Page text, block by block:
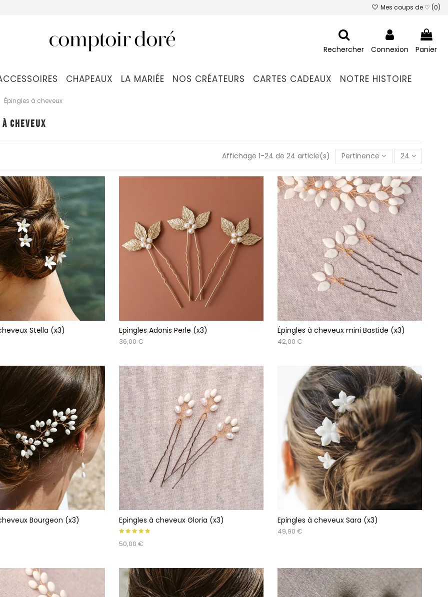
Mes coups de ♡ (0)
Rechercher Connexion Panier
CHAPEAUX LA MARIÉE NOS CRÉATEURS CARTES CADEAUX NOTRE HISTOIRE
Épingles à cheveux
CHEVEUX
Affichage 1-24 de 24 article(s) Pertinence 24
Stella (x3) Epingles Adonis Perle (x3)
36,00 €
Épingles à cheveux mini Bastide (x3)
42,00 €
Bourgeon (x3) Epingles à cheveux Gloria (x3)
50,00 €
Epingles à cheveux Sara (x3)
49,90 €